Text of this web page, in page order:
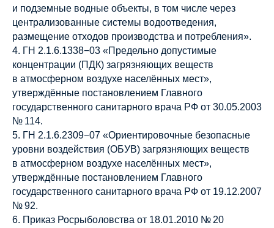
и подземные водные объекты, в том числе через
централизованные системы водоотведения,
размещение отходов производства и потребления».
4. ГН 2.1.6.1338−03 «Предельно допустимые
концентрации (ПДК) загрязняющих веществ
в атмосферном воздухе населённых мест»,
утверждённые постановлением Главного
государственного санитарного врача РФ от 30.05.2003
№ 114.
5. ГН 2.1.6.2309−07 «Ориентировочные безопасные
уровни воздействия (ОБУВ) загрязняющих веществ
в атмосферном воздухе населённых мест»,
утверждённые постановлением Главного
государственного санитарного врача РФ от 19.12.2007
№ 92.
6. Приказ Росрыболовства от 18.01.2010 № 20